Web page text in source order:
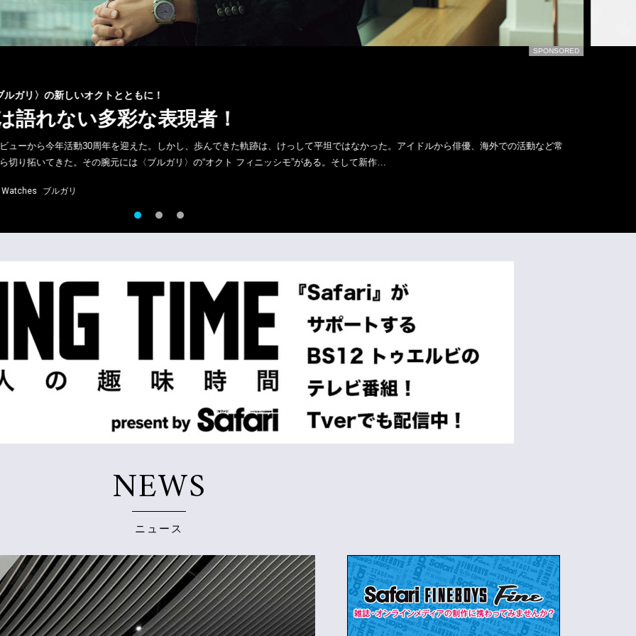
トとともに！
彩な表現者！
年を迎えた。しかし、歩んできた軌跡は、けっして平坦ではなかった。アイドルから俳優、海外での活動など常
腕元には〈ブルガリ〉の“オクト フィニッシモ”がある。そして新作…
NEWS
ニュース